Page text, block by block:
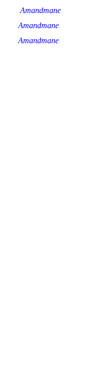
Amandmane
Amandmane
Amandmane